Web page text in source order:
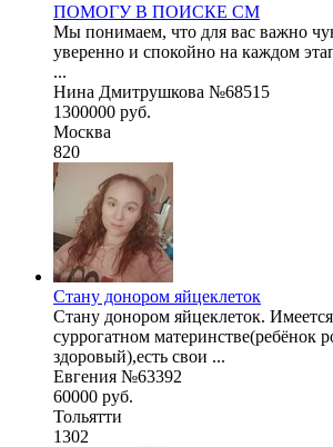
ПОМОГУ В ПОИСКЕ СМ
Мы понимаем, что для вас важно
уверенно и спокойно на каждом
...
Нина Дмитрушкова №68515
1300000 руб.
Москва
820
Стану донором яйцеклеток
Стану донором яйцеклеток.
суррогатном материнстве(ребёнок
здоровый),есть свои ...
Евгения №63392
60000 руб.
Тольятти
1302